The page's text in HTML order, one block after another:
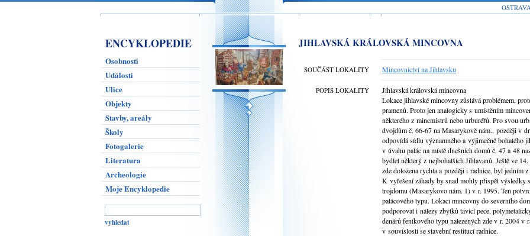
ENCYKLOPEDIE
Osobnosti
Události
Ulice
Objekty
Stavby, areály
Školy
Fotogalerie
Literatura
Archeologie
Moje Encyklopedie
JIHLAVSKÁ KRÁLOVSKÁ MINCOVNA
SOUČÁST LOKALITY Mincovnictví na Jihlavsku
POPIS LOKALITY
Jihlavská královská mincovna
Lokace jihlavské mincovny zůstává problémem,
pramenů. Proto jen analogicky s umístěním
některého z mincmistrů nebo urburéřů. Pro svou
dvojdům č. 66-67 na Masarykově nám., později v
odpovídá sídlu významného a výjimečně bohatého
v úvahu palác na místě dnešních domů č. 47 a 48
bydlet některý z nejbohatších Jihlavanů. Ještě ve
zde doložena rychta a později i radnice, byl jedním z
K vyřešení záhady by snad mohly přispět výsledky
trojdomu (Masarykovo nám. 1) v r. 1995. Ten
palácového typu. Lokaci mincovny do severního
podporovat i nálezy zbytků tavicí pece,
denárů fenikového typu nalezených zde v r. 2004 v
v souvislosti se stavební restitucí radnice.